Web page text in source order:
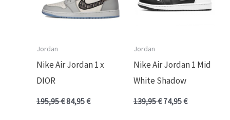
Jordan
Nike Air Jordan 1 x
DIOR
195,95€84,95€
Jordan
Nike Air Jordan 1 Mid
White Shadow
139,95€ 74,95€